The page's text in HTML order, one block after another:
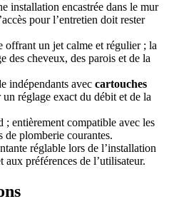
installation encastrée dans le mur
pour l’entretien doit rester
offrant un jet calme et régulier ; la
des cheveux, des parois et de la
indépendants avec cartouches
un réglage exact du débit et de la
; entièrement compatible avec les
de plomberie courantes.
réglable lors de l’installation
aux préférences de l’utilisateur.